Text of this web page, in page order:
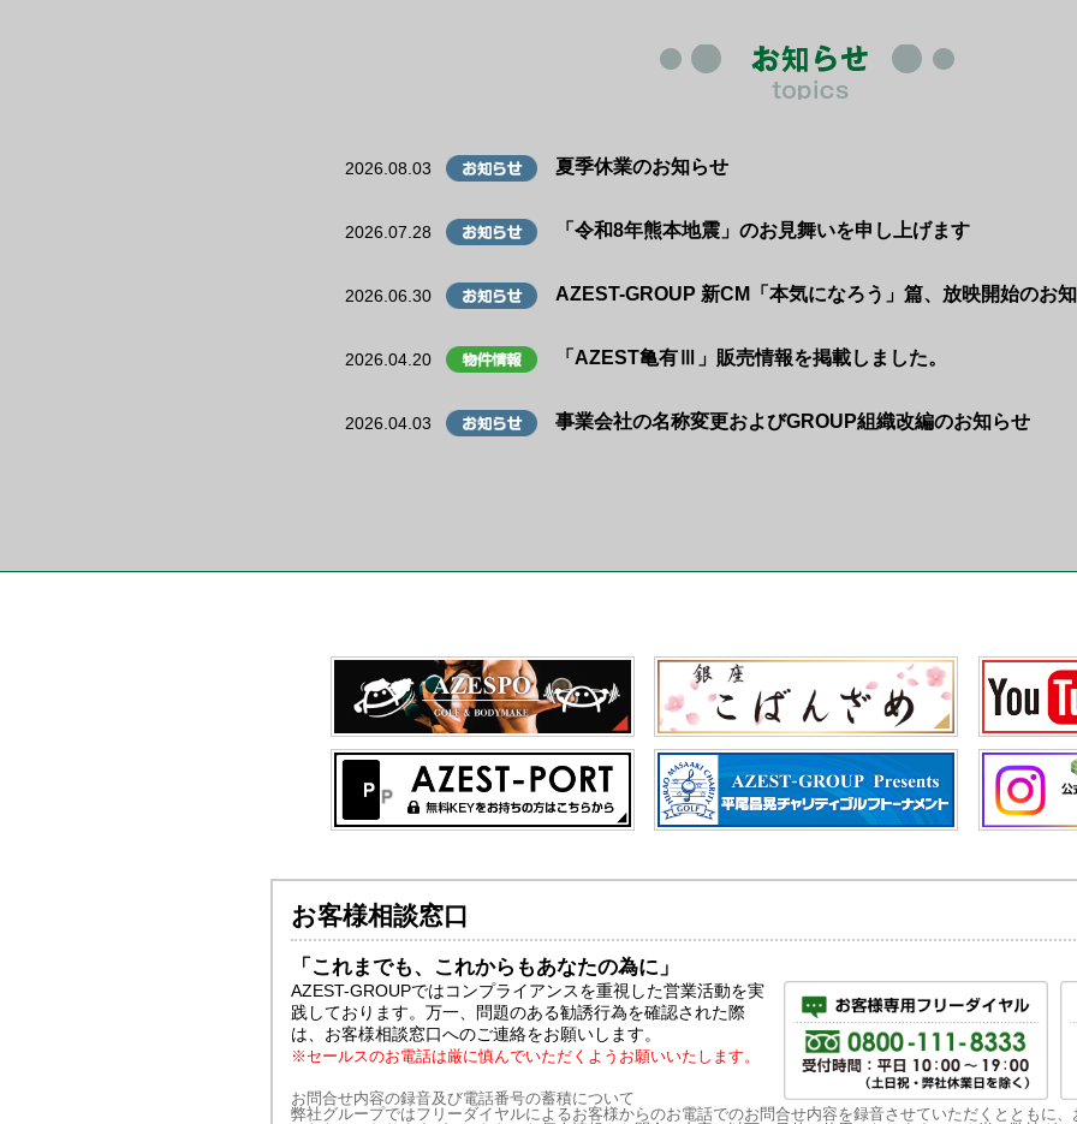
2026.08.03 夏季休業のお知らせ
2026.07.28 「令和8年熊本地震」のお見舞いを申し上げます
2026.06.30 AZEST-GROUP 新CM「本気になろう」篇、放映開始のお
2026.04.20 「AZEST亀有Ⅲ」販売情報を掲載しました。
2026.04.03 事業会社の名称変更およびGROUP組織改編のお知らせ
お客様相談窓口
「これまでも、これからもあなたの為に」
AZEST-GROUPではコンプライアンスを重視した営業活動を実
践しております。万一、問題のある勧誘行為を確認された際
は、お客様相談窓口へのご連絡をお願いします。
※セールスのお電話は厳に慎んでいただくようお願いいたします。
お問合せ内容の録音及び電話番号の蓄積について
弊社グループではフリーダイヤルによるお客様からのお電話でのお問合せ内容を録音させていただくとともに